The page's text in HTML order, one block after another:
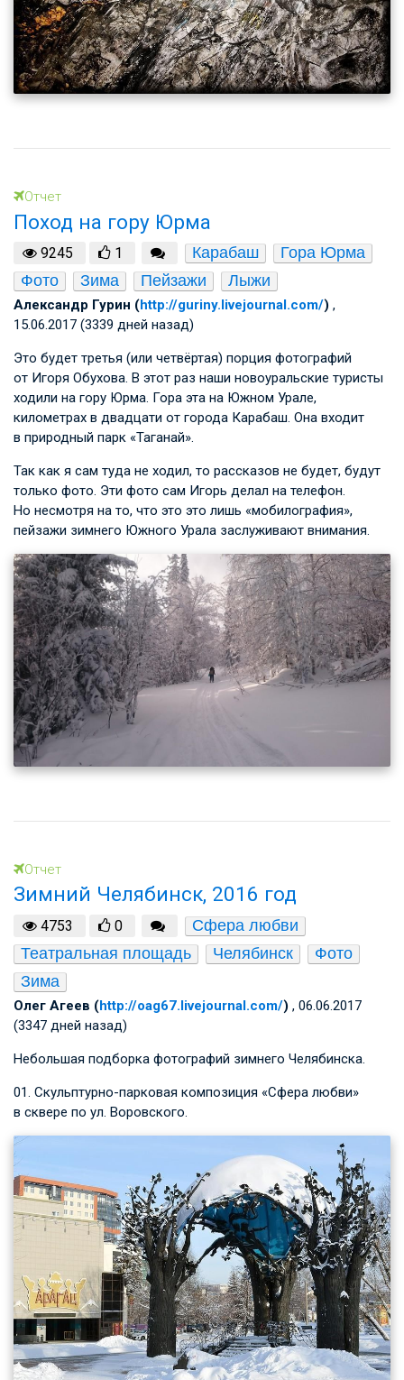
Отчет
Поход на гору Юрма
9245 1 Карабаш
Гора Юрма
Фото
Зима Пейзажи Лыжи
Александр Гурин (http://guriny.livejournal.com/) ,
15.06.2017 (3339 дней назад)
Это будет третья (или четвёртая) порция фотографий
от Игоря Обухова. В этот раз наши новоуральские туристы
ходили на гору Юрма. Гора эта на Южном Урале,
километрах в двадцати от города Карабаш. Она входит
в природный парк «Таганай».
Так как я сам туда не ходил, то рассказов не будет, будут
только фото. Эти фото сам Игорь делал на телефон.
Но несмотря на то, что это это лишь «мобилография»,
пейзажи зимнего Южного Урала заслуживают внимания.
Отчет
Зимний Челябинск, 2016 год
4753 0
Сфера любви
Театральная площадь
Челябинск
Фото
Зима
Олег Агеев (http://oag67.livejournal.com/) , 06.06.2017
(3347 дней назад)
Небольшая подборка фотографий зимнего Челябинска.
01. Скульптурно-парковая композиция «Сфера любви»
в сквере по ул. Воровского.